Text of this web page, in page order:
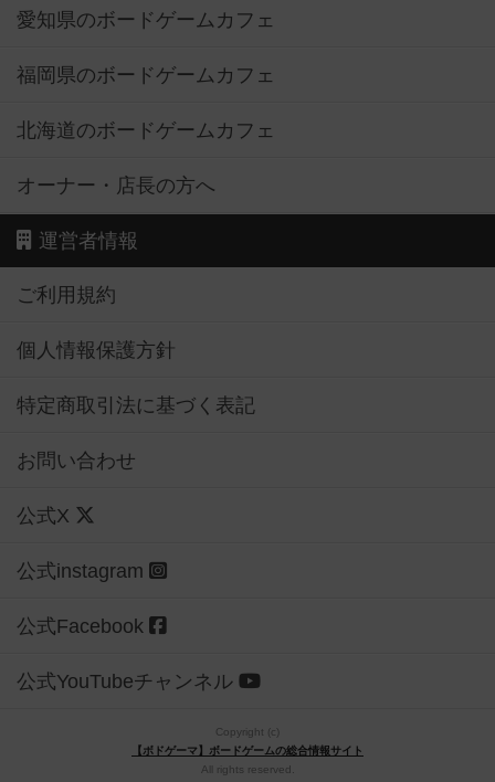
愛知県のボードゲームカフェ
福岡県のボードゲームカフェ
北海道のボードゲームカフェ
オーナー・店長の方へ
運営者情報
ご利用規約
個人情報保護方針
特定商取引法に基づく表記
お問い合わせ
公式X
公式instagram
公式Facebook
公式YouTubeチャンネル
Copyright (c)
【ボドゲーマ】ボードゲームの総合情報サイト
All rights reserved.